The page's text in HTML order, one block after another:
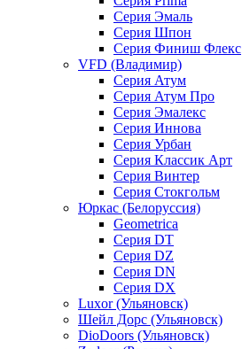
Серия Эмаль
Серия Шпон
Серия Финиш Флекс
VFD (Владимир)
Серия Атум
Серия Атум Про
Серия Эмалекс
Серия Иннова
Серия Урбан
Серия Классик Арт
Серия Винтер
Серия Стокгольм
Юркас (Белоруссия)
Geometrica
Серия DT
Серия DZ
Серия DN
Серия DX
Luxor (Ульяновск)
Шейл Дорс (Ульяновск)
DioDoors (Ульяновск)